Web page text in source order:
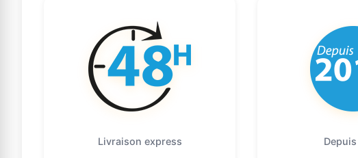
Livraison express